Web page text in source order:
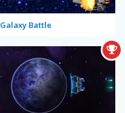
Galaxy Battle